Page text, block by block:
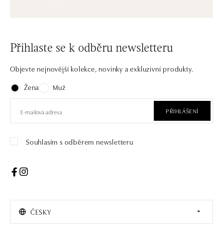
Přihlaste se k odběru newsletteru
Objevte nejnovější kolekce, novinky a exkluzivní produkty.
Žena
Muž
PŘIHLÁŠENÍ
Souhlasím s odběrem newsletteru
ČESKY